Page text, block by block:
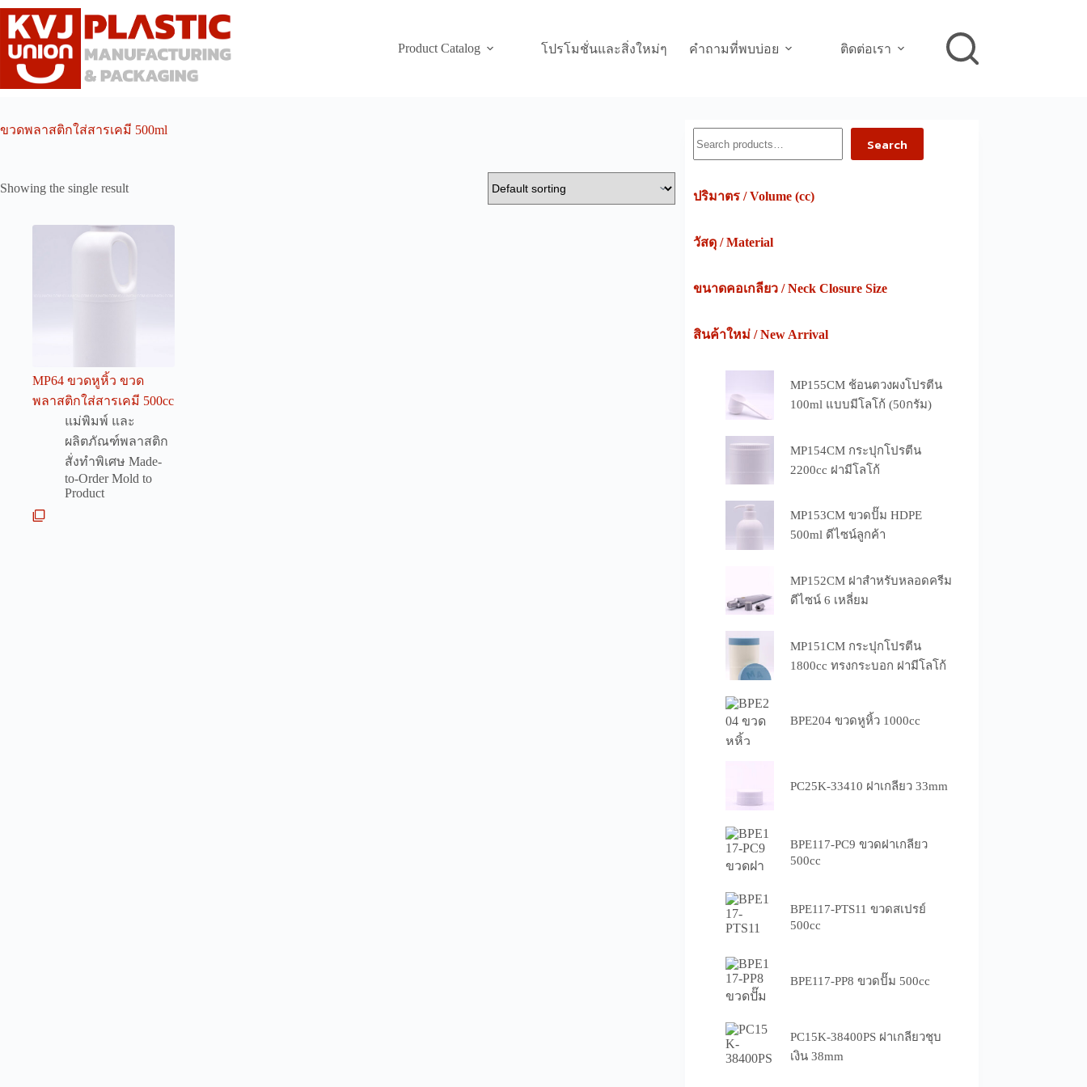
Skip
content
Product Catalog
โปรโมชั่นและสิ่งใหม่ๆ คำถามที่พบบ่อย ติดต่อเรา
ขวดพลาสติกใส่สารเคมี 500ml
Showing the single result
MP64 ขวดหูหิ้ว ขวด
พลาสติกใส่สารเคมี 500cc
แม่พิมพ์ และ
ผลิตภัณฑ์พลาสติก
สั่งทำพิเศษ Made-
to-Order Mold to
Product
Search
ปริมาตร / Volume (cc)
วัสดุ / Material
ขนาดคอเกลียว / Neck Closure Size
สินค้าใหม่ / New Arrival
MP155CM ช้อนตวงผงโปรตีน
100ml แบบมีโลโก้ (50กรัม)
MP154CM กระปุกโปรตีน
2200cc ฝามีโลโก้
MP153CM ขวดปั๊ม HDPE
500ml ดีไซน์ลูกค้า
MP152CM ฝาสำหรับหลอดครีม
ดีไซน์ 6 เหลี่ยม
MP151CM กระปุกโปรตีน
1800cc ทรงกระบอก ฝามีโลโก้
BPE204 ขวดหูหิ้ว 1000cc
PC25K-33410 ฝาเกลียว 33mm
BPE117-PC9 ขวดฝาเกลียว
500cc
BPE117-PTS11 ขวดสเปรย์
500cc
BPE117-PP8 ขวดปั๊ม 500cc
PC15K-38400PS ฝาเกลียวชุบ
เงิน 38mm